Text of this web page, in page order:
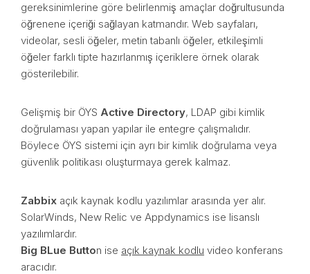
gereksinimlerine göre belirlenmiş amaçlar doğrultusunda
öğrenene içeriği sağlayan katmandır. Web sayfaları,
videolar, sesli öğeler, metin tabanlı öğeler, etkileşimli
öğeler farklı tipte hazırlanmış içeriklere örnek olarak
gösterilebilir.
Gelişmiş bir ÖYS Active Directory, LDAP gibi kimlik
doğrulaması yapan yapılar ile entegre çalışmalıdır.
Böylece ÖYS sistemi için ayrı bir kimlik doğrulama veya
güvenlik politikası oluşturmaya gerek kalmaz.
Zabbix açık kaynak kodlu yazılımlar arasında yer alır.
SolarWinds, New Relic ve Appdynamics ise lisanslı
yazılımlardır.
Big BLue Button ise açık kaynak kodlu video konferans
aracıdır.